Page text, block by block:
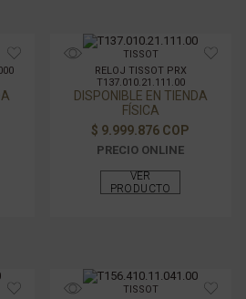
TISSOT
RELOJ TISSOT PRX
T137.010.21.111.00
$ 9.999.876 COP
DISPONIBLE EN TIENDA
FÍSICA
PRECIO ONLINE
VER
PRODUCTO
TISSOT